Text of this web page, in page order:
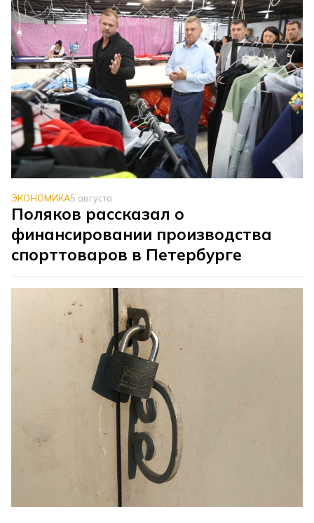
ЭКОНОМИКА5 августа
Поляков рассказал о
финансировании производства
спорттоваров в Петербурге